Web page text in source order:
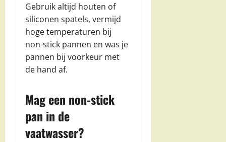
Gebruik altijd houten of
siliconen spatels, vermijd
hoge temperaturen bij
non-stick pannen en was je
pannen bij voorkeur met
de hand af.
Mag een non-stick
pan in de
vaatwasser?